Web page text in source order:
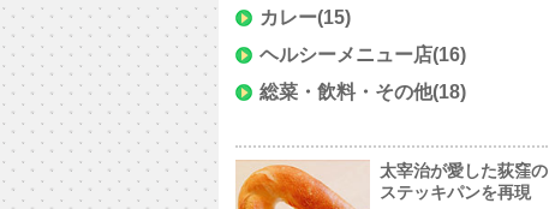
カレー(15)
ヘルシーメニュー店(16)
総菜・飲料・その他(18)
太宰治が愛した荻窪の
ステッキパンを再現